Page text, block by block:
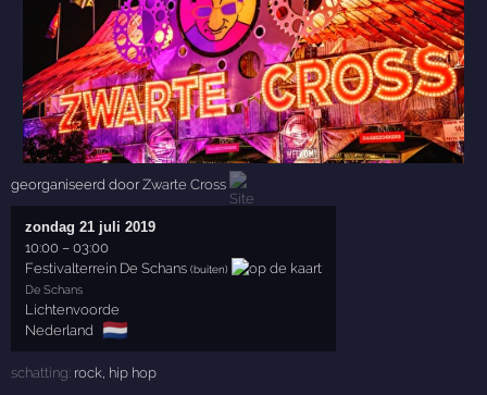
georganiseerd doorZwarte Cross
zondag 21 juli 2019
10:00 –03:00
Festivalterrein De Schans (buiten)
De Schans
Lichtenvoorde
Nederland 🇳🇱
schatting: rock, hip hop